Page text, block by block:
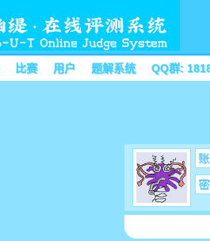
比赛 用户 题解系统 QQ群: